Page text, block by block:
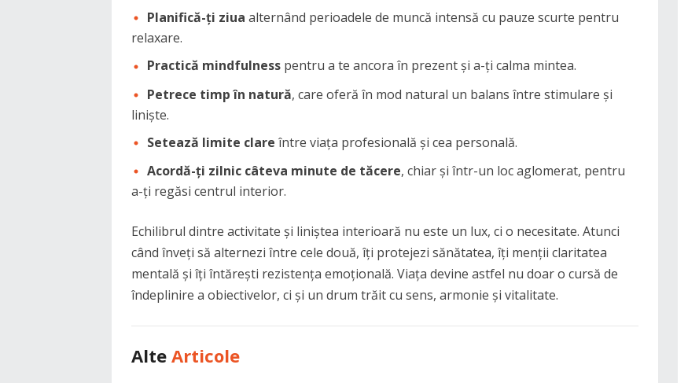
Planifică-ți ziua alternând perioadele de muncă intensă cu pauze scurte pentru
relaxare.
Practică mindfulness pentru a te ancora în prezent și a-ți calma mintea.
Petrece timp în natură, care oferă în mod natural un balans între stimulare și
liniște.
Setează limite clare între viața profesională și cea personală.
Acordă-ți zilnic câteva minute de tăcere, chiar și într-un loc aglomerat, pentru
a-ți regăsi centrul interior.
Echilibrul dintre activitate și liniștea interioară nu este un lux, ci o necesitate. Atunci
când înveți să alternezi între cele două, îți protejezi sănătatea, îți menții claritatea
mentală și îți întărești rezistența emoțională. Viața devine astfel nu doar o cursă de
îndeplinire a obiectivelor, ci și un drum trăit cu sens, armonie și vitalitate.
Alte Articole